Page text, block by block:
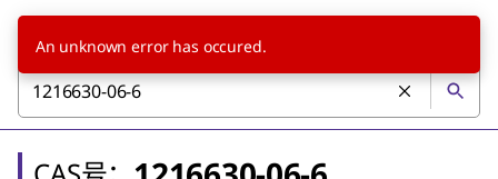
An unknown error has occured.